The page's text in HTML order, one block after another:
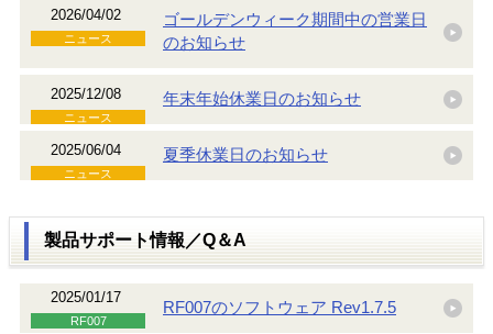
2026/04/02
ニュース
ゴールデンウィーク期間中の営業日
のお知らせ
2025/12/08
ニュース
年末年始休業日のお知らせ
2025/06/04
ニュース
夏季休業日のお知らせ
製品サポート情報／Q＆A
2025/01/17
RF007
RF007のソフトウェア Rev1.7.5